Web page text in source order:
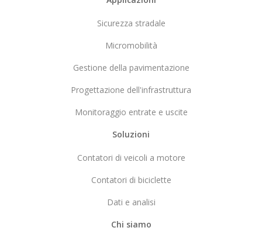
Sicurezza stradale
Micromobilità
Gestione della pavimentazione
Progettazione dell'infrastruttura
Monitoraggio entrate e uscite
Soluzioni
Contatori di veicoli a motore
Contatori di biciclette
Dati e analisi
Chi siamo